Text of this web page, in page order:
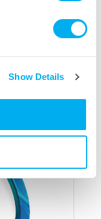
Show Details